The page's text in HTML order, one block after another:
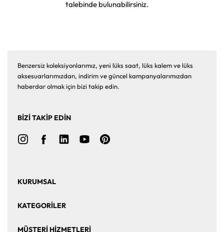
talebinde bulunabilirsiniz.
Benzersiz koleksiyonlarımız, yeni lüks saat, lüks kalem ve lüks
aksesuarlarımızdan, indirim ve güncel kampanyalarımızdan
haberdar olmak için bizi takip edin.
BİZİ TAKİP EDİN
KURUMSAL
KATEGORİLER
MÜŞTERİ HİZMETLERİ